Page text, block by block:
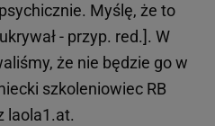
Myślę, że to
- przyp. red.]. W
że nie będzie go w
szkoleniowiec RB
laola1.at.